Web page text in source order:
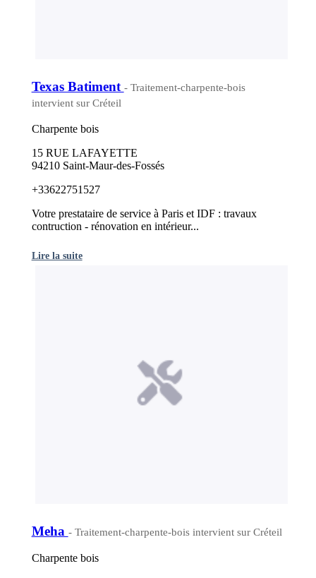
Texas Batiment - Traitement-charpente-bois
intervient sur Créteil
Charpente bois
15 RUE LAFAYETTE
94210 Saint-Maur-des-Fossés
+33622751527
Votre prestataire de service à Paris et IDF : travaux
contruction - rénovation en intérieur...
Lire la suite
Meha - Traitement-charpente-bois intervient sur Créteil
Charpente bois